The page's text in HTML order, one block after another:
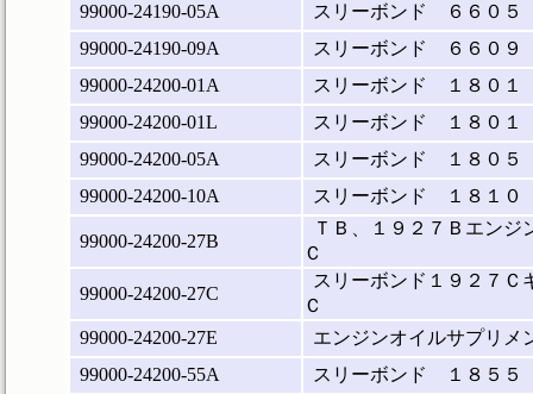
99000-24190-05A
スリーボンド ６６０５
99000-24190-09A
スリーボンド ６６０９
99000-24200-01A
スリーボンド １８０１
99000-24200-01L
スリーボンド １８０１
99000-24200-05A
スリーボンド １８０５
99000-24200-10A
スリーボンド １８１０
99000-24200-27B
ＴＢ、１９２７Ｂエンジ
Ｃ
99000-24200-27C
スリーボンド１９２７Ｃ
Ｃ
99000-24200-27E
エンジンオイルサプリメ
99000-24200-55A
スリーボンド １８５５